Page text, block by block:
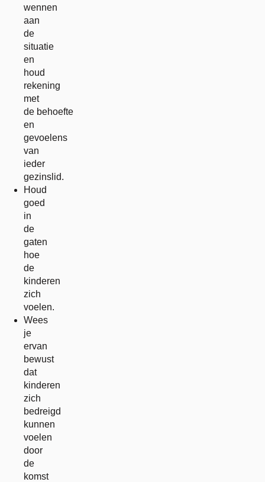
wennen
aan
de
situatie
en
houd
rekening
met
de behoefte
en
gevoelens
van
ieder
gezinslid.
Houd
goed
in
de
gaten
hoe
de
kinderen
zich
voelen.
Wees
je
ervan
bewust
dat
kinderen
zich
bedreigd
kunnen
voelen
door
de
komst